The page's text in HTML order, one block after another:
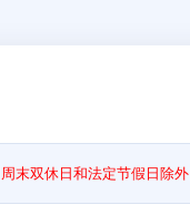
周末双休日和法定节假日除外